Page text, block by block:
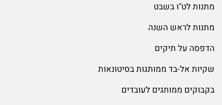
מתנות לט"ו בשבט
מתנות לראש השנה
הדפסה על תיקים
שקיות אל-בד ממותגות בסיטונאות
בקבוקים ממותגים לעובדים